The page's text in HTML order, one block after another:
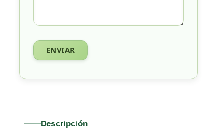
Descripción